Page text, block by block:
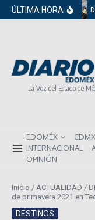
Saltar al contenido
ÚLTIMA HORA
La Voz del Estado de
EDOMÉX CDMX
INTERNACIONAL
OPINIÓN
Inicio / ACTUALIDAD /
de primavera 2021 en
DESTINOS